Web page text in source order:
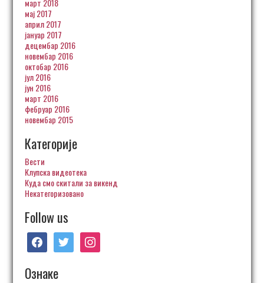
мај 2017
април 2017
јануар 2017
децембар 2016
новембар 2016
октобар 2016
јул 2016
јун 2016
март 2016
фебруар 2016
новембар 2015
Категорије
Вести
Клупска видеотека
Куда смо скитали за викенд
Некатегоризовано
Follow us
facebooktwitter instagram
Ознаке